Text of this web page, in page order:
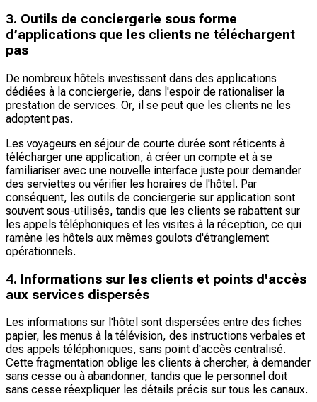
3. Outils de conciergerie sous forme
d’applications que les clients ne téléchargent
pas
De nombreux hôtels investissent dans des applications
dédiées à la conciergerie, dans l'espoir de rationaliser la
prestation de services. Or, il se peut que les clients ne les
adoptent pas.
Les voyageurs en séjour de courte durée sont réticents à
télécharger une application, à créer un compte et à se
familiariser avec une nouvelle interface juste pour demander
des serviettes ou vérifier les horaires de l'hôtel. Par
conséquent, les outils de conciergerie sur application sont
souvent sous-utilisés, tandis que les clients se rabattent sur
les appels téléphoniques et les visites à la réception, ce qui
ramène les hôtels aux mêmes goulots d'étranglement
opérationnels.
4. Informations sur les clients et points d'accès
aux services dispersés
Les informations sur l'hôtel sont dispersées entre des fiches
papier, les menus à la télévision, des instructions verbales et
des appels téléphoniques, sans point d'accès centralisé.
Cette fragmentation oblige les clients à chercher, à demander
sans cesse ou à abandonner, tandis que le personnel doit
sans cesse réexpliquer les détails précis sur tous les canaux.